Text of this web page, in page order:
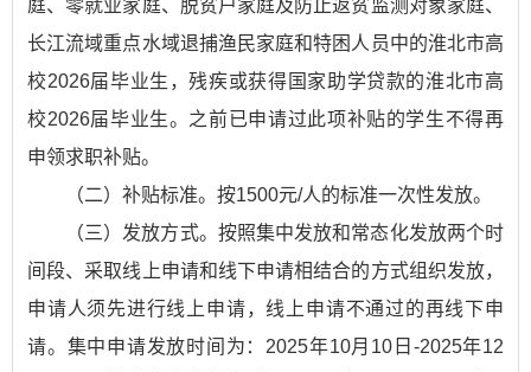
庭、零就业家庭、脱贫户家庭及防止返贫监测对象家庭、
长江流域重点水域退捕渔民家庭和特困人员中的淮北市高
校2026届毕业生，残疾或获得国家助学贷款的淮北市高
校2026届毕业生。之前已申请过此项补贴的学生不得再
申领求职补贴。
（二）补贴标准。按1500元/人的标准一次性发放。
（三）发放方式。按照集中发放和常态化发放两个时
间段、采取线上申请和线下申请相结合的方式组织发放，
申请人须先进行线上申请，线上申请不通过的再线下申
请。集中申请发放时间为：2025年10月10日-2025年12